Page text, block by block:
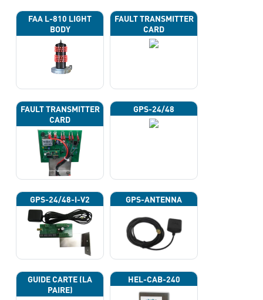
FAA L-810 LIGHT
BODY
FAULT TRANSMITTER
CARD
FAULT TRANSMITTER
CARD
GPS-24/48
GPS-24/48-I-V2 GPS-ANTENNA
GUIDE CARTE (LA
PAIRE)
HEL-CAB-240